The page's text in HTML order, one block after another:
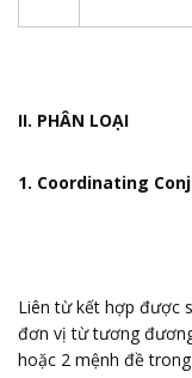
II. PHÂN LOẠI
1. Coordinating
Liên từ kết hợp được
đơn vị từ tương
hoặc 2 mệnh đề